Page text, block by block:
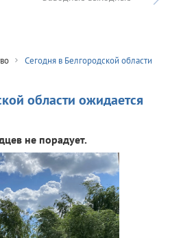
Сегодня в Белгородской области
области ожидается
не порадует.